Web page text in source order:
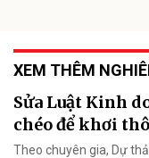
XEM THÊM
Sửa Luật Kinh
chéo để khơi
Theo chuyên gia, Dự